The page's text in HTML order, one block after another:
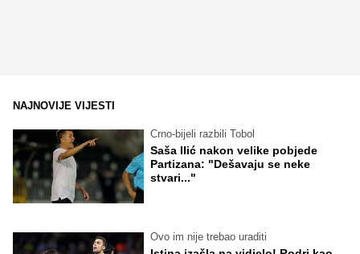
NAJNOVIJE VIJESTI
Crno-bijeli razbili Tobol
Saša Ilić nakon velike pobjede
Partizana: "Dešavaju se neke
stvari..."
Ovo im nije trebao uraditi